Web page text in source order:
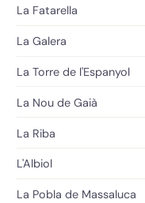
La Fatarella
La Galera
La Torre de l'Espanyol
La Nou de Gaià
La Riba
L'Albiol
La Pobla de Massaluca